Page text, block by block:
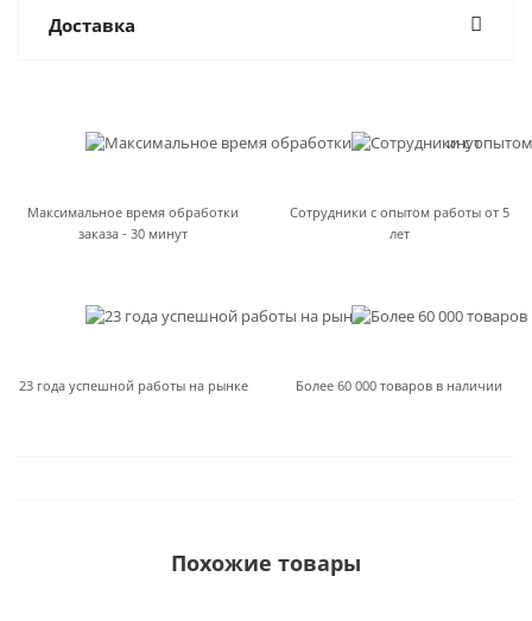
Доставка
Максимальное время обработки
заказа - 30 минут
Сотрудники с опытом работы от 5
лет
23 года успешной работы на рынке Более 60 000 товаров в наличии
Похожие товары